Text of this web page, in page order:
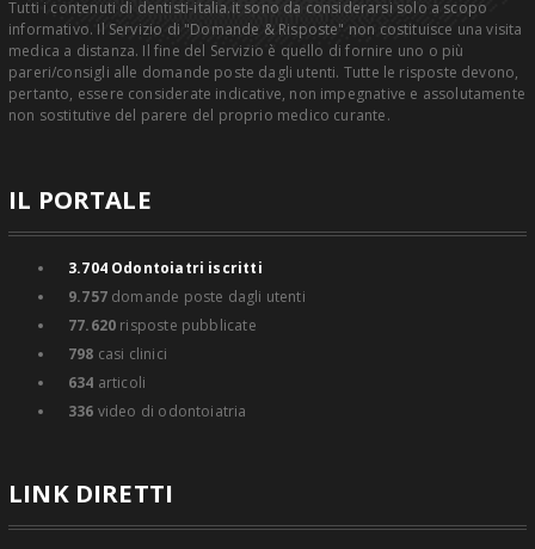
Tutti i contenuti di dentisti-italia.it sono da considerarsi solo a scopo
informativo. Il Servizio di "Domande & Risposte" non costituisce una visita
medica a distanza. Il fine del Servizio è quello di fornire uno o più
pareri/consigli alle domande poste dagli utenti. Tutte le risposte devono,
pertanto, essere considerate indicative, non impegnative e assolutamente
non sostitutive del parere del proprio medico curante.
IL PORTALE
3.704Odontoiatri iscritti
9.757domande poste dagli utenti
77.620 risposte pubblicate
798 casi clinici
634 articoli
336 video di odontoiatria
LINK DIRETTI